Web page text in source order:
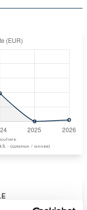
- (cotation / année)